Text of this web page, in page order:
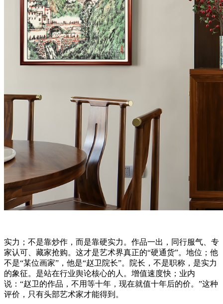
实力；不是靠炒作，而是靠硬实力。作品一出，同行服气、专
家认可、藏家抢购。这才是艺术界真正的“硬通货”。地位；他
不是“某位画家”，他是“赵卫院长”。院长，不是职称，是实力
的象征。是站在行业舆论核心的人。增值速度快；业内
说：“赵卫的作品，不用等十年，现在就值十年后的价。”这种
评价，只有头部艺术家才能得到。